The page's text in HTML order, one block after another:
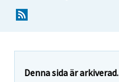
Denna sida är arkiverad.